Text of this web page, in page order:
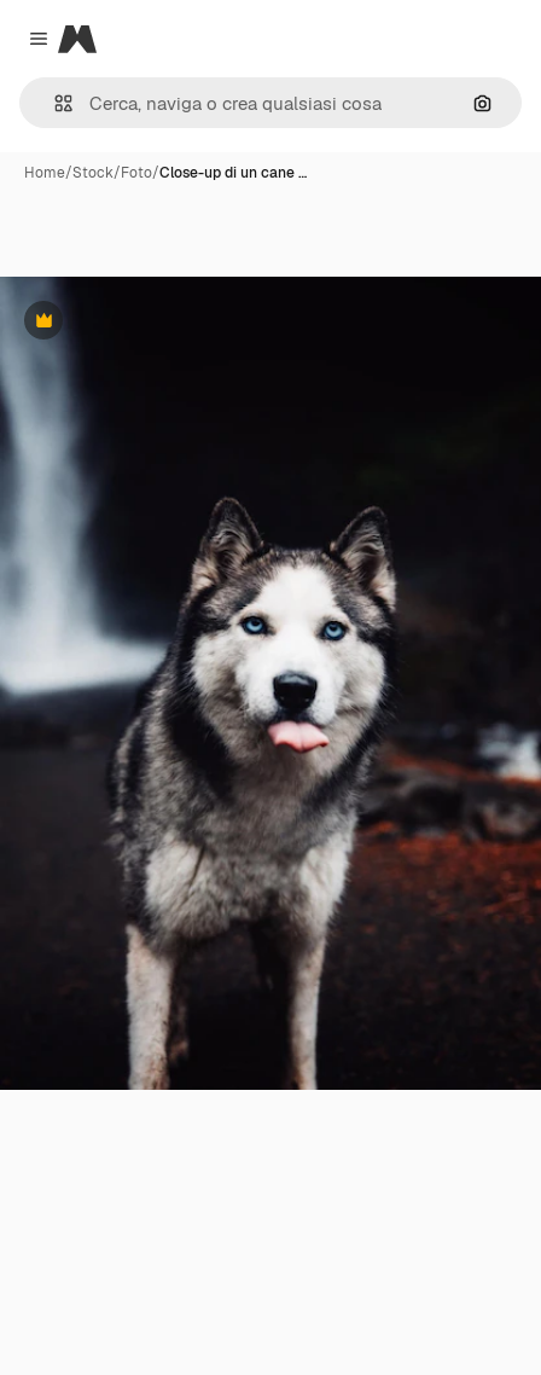
Close menu
Magnific
Cerca
Home/Stock/Foto/Close-up di un cane …
Premium